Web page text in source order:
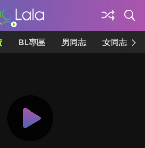
BL專區 男同志 女同志